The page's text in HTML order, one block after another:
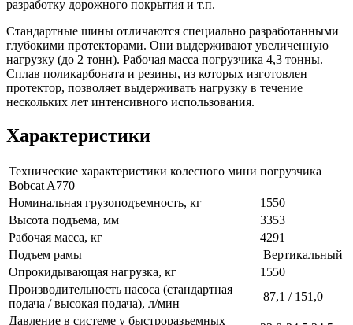
разработку дорожного покрытия и т.п.
Стандартные шины отличаются специально разработанными
глубокими протекторами. Они выдерживают увеличенную
нагрузку (до 2 тонн). Рабочая масса погрузчика 4,3 тонны.
Сплав поликарбоната и резины, из которых изготовлен
протектор, позволяет выдерживать нагрузку в течение
нескольких лет интенсивного использования.
Характеристики
Технические характеристики колесного мини погрузчика
Bobcat A770
Номинальная грузоподъемность, кг
1550
Высота подъема, мм
3353
Рабочая масса, кг
4291
Подъем рамы
Вертикальный
Опрокидывающая нагрузка, кг
1550
Производительность насоса (стандартная
подача / высокая подача), л/мин
87,1 / 151,0
Давление в системе у быстроразъемных